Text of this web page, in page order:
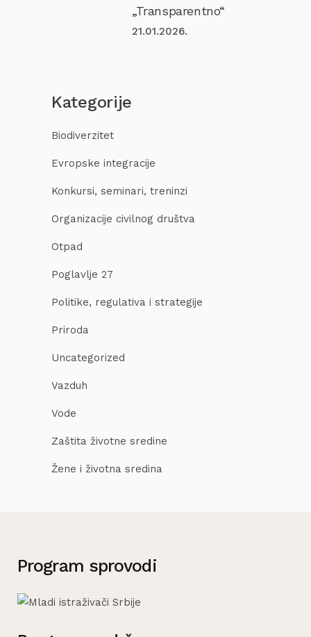
„Transparentno“
21.01.2026.
Kategorije
Biodiverzitet
Evropske integracije
Konkursi, seminari, treninzi
Organizacije civilnog društva
Otpad
Poglavlje 27
Politike, regulativa i strategije
Priroda
Uncategorized
Vazduh
Vode
Zaštita životne sredine
Žene i životna sredina
Program sprovodi